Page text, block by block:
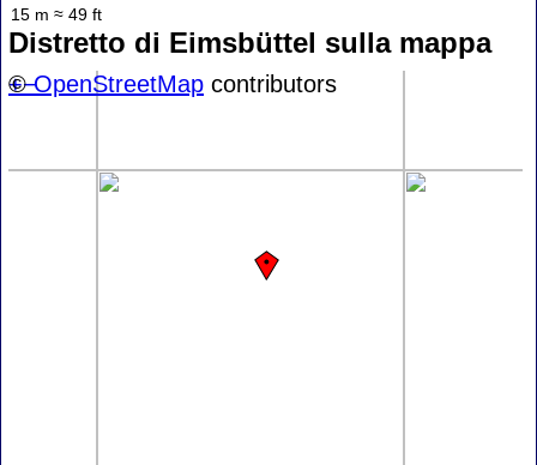
15 m ≈ 49 ft
Distretto di Eimsbüttel sulla mappa
+−
©OpenStreetMap contributors